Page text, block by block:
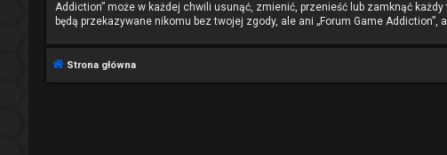
Addiction” może w każdej chwili usunąć, zmienić, przenieść lub zamknąć
będą przekazywane nikomu bez twojej zgody, ale ani „Forum Game
Strona główna